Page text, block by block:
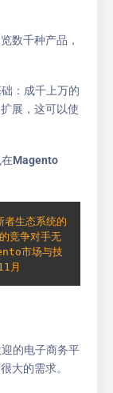
数千种产品，
：成千上万的
展，这可以使
Magento
生态系统的
竞争对手无
市场与技
月
的电子商务平
大的需求。